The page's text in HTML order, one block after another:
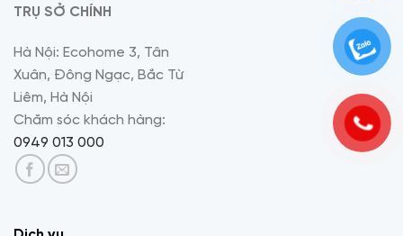
TRỤ SỞ CHÍNH
Hà Nội: Ecohome 3, Tân
Xuân, Đông Ngạc, Bắc Từ
Liêm, Hà Nội
Chăm sóc khách hàng:
0949 013 000